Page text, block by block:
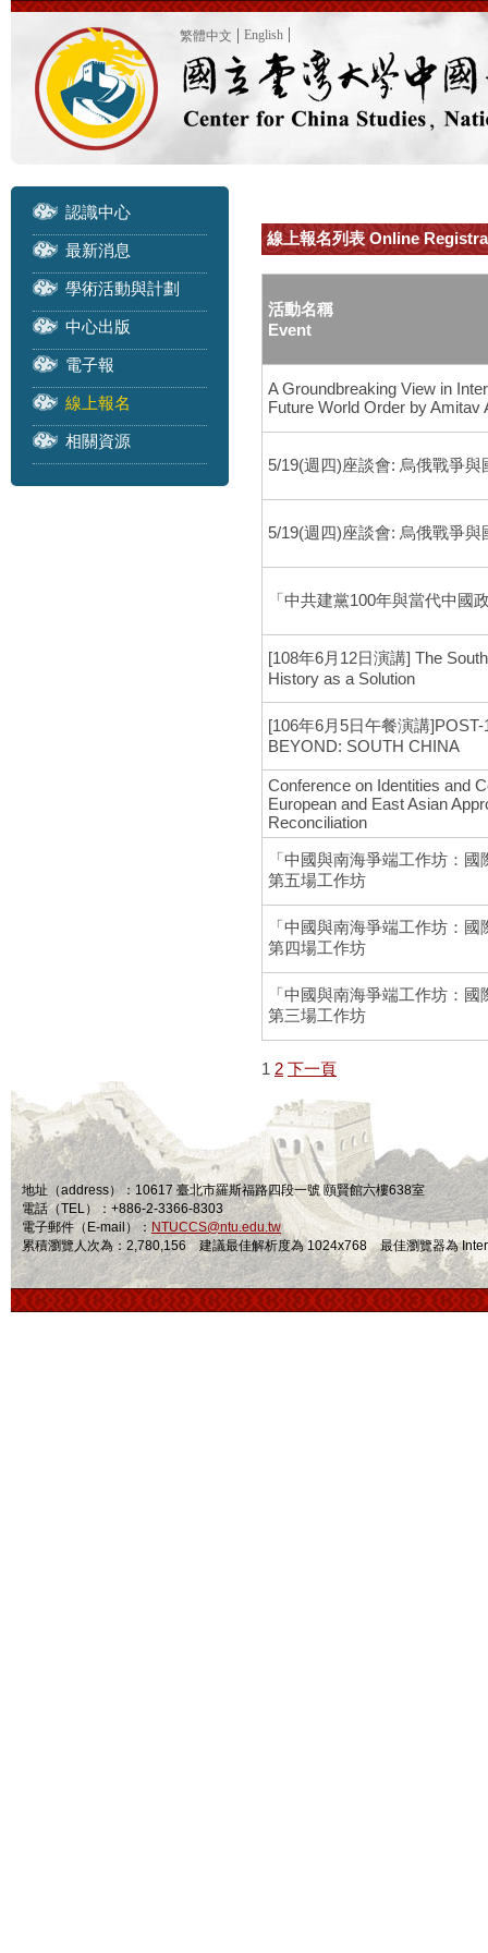
繁體中文 English
認識中心
最新消息
學術活動與計劃
中心出版
電子報
線上報名
相關資源
線上報名列表 Online
活動名稱
Event
A Groundbreaking View in
Future World Order by Amitav
5/19(週四)座談會: 烏俄戰爭
5/19(週四)座談會: 烏俄戰爭
「中共建黨100年與當代中國
[108年6月12日演講] The
History as a Solution
[106年6月5日午餐演講
BEYOND: SOUTH CHINA
Conference on Identities and
European and East Asian
Reconciliation
「中國與南海爭端工作坊：
第五場工作坊
「中國與南海爭端工作坊：
第四場工作坊
「中國與南海爭端工作坊：
第三場工作坊
1 2 下一頁
地址（address）：10617 臺北市羅斯福路四段一號 頤賢館六樓638室
電話（TEL）：+886-2-3366-8303
電子郵件（E-mail）： NTUCCS@ntu.edu.tw
累積瀏覽人次為：2,780,156 建議最佳解析度為 1024x768 最佳瀏覽器為